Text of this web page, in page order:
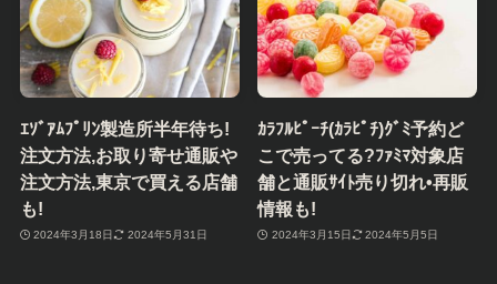
ｴｿﾞｱﾑﾌﾟﾘﾝ製造所半年待ち!
注文方法,お取り寄せ通販や
注文方法,東京で買える店舗
も!
2024年3月18日 2024年5月31日
ｶﾗﾌﾙﾋﾟｰﾁ(ｶﾗﾋﾟﾁ)ｸﾞﾐ予約ど
こで売ってる?ﾌｧﾐﾏ対象店
舗と通販ｻｲﾄ売り切れ•再販
情報も!
2024年3月15日 2024年5月5日